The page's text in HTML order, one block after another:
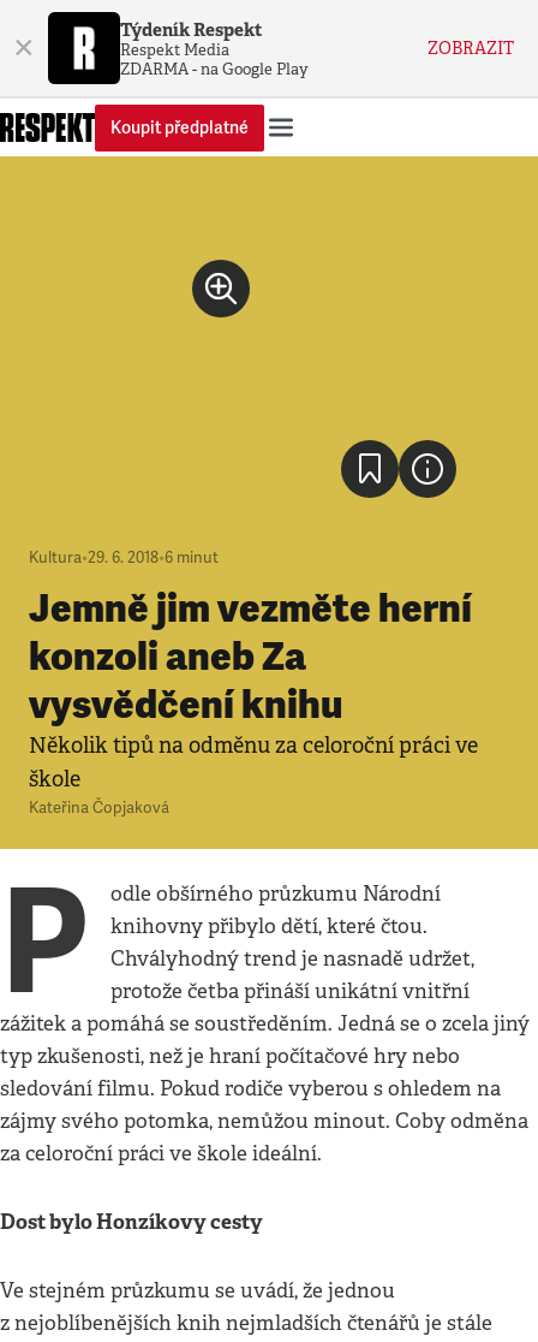
× Týdeník Respekt
Respekt Media
ZDARMA - na Google Play
ZOBRAZIT
Koupit předplatné
Kultura•29. 6. 2018•6 minut
Jemně jim vezměte herní
konzoli aneb Za
vysvědčení knihu
Několik tipů na odměnu za celoroční práci ve
škole
Kateřina Čopjaková
P
odle obšírného průzkumu Národní
knihovny přibylo dětí, které čtou.
Chvályhodný trend je nasnadě udržet,
protože četba přináší unikátní vnitřní
zážitek a pomáhá se soustředěním. Jedná se o zcela jiný
typ zkušenosti, než je hraní počítačové hry nebo
sledování filmu. Pokud rodiče vyberou s ohledem na
zájmy svého potomka, nemůžou minout. Coby odměna
za celoroční práci ve škole ideální.
Dost bylo Honzíkovy cesty
Ve stejném průzkumu se uvádí, že jednou
z nejoblíbenějších knih nejmladších čtenářů je stále